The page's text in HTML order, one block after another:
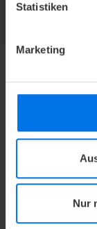
Statistiken
Marketing
Nur
HOTEL
Karriere
Datenschutz